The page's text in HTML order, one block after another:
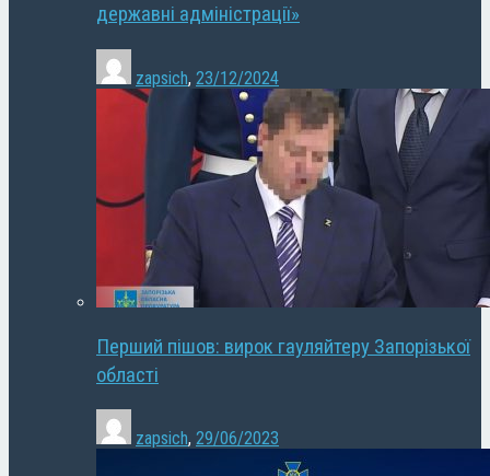
державні адміністрації»
zapsich, 23/12/2024
Перший пішов: вирок гауляйтеру Запорізької
області
zapsich, 29/06/2023